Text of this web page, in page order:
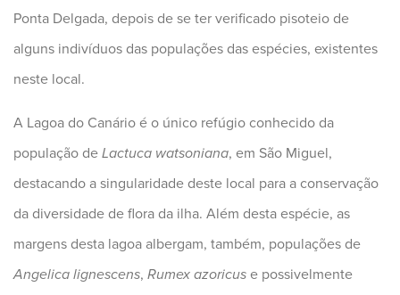
Ponta Delgada, depois de se ter verificado pisoteio de
alguns indivíduos das populações das espécies, existentes
neste local.
A Lagoa do Canário é o único refúgio conhecido da
população de Lactuca watsoniana, em São Miguel,
destacando a singularidade deste local para a conservação
da diversidade de flora da ilha. Além desta espécie, as
margens desta lagoa albergam, também, populações de
Angelica lignescens, Rumex azoricus e possivelmente